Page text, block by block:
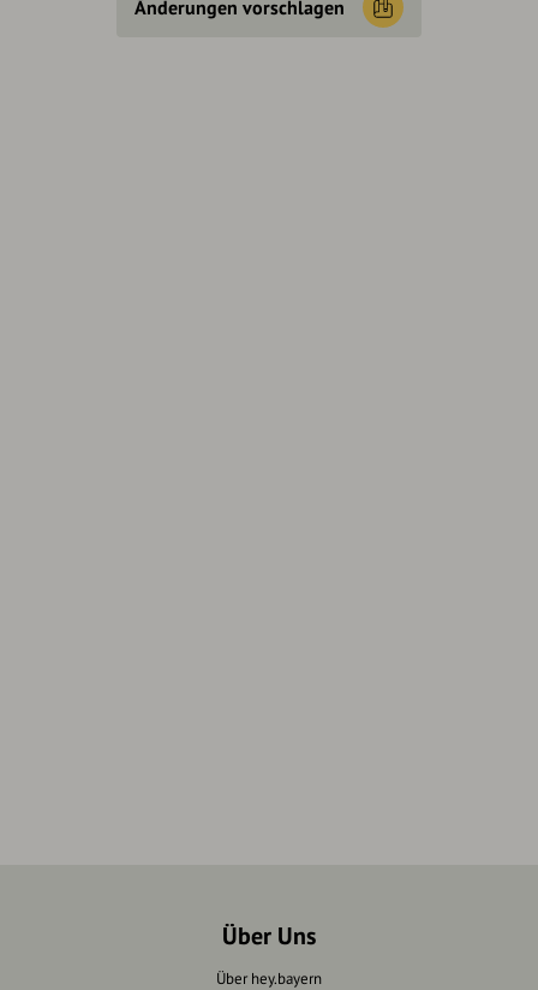
Änderungen vorschlagen
Über Uns
Über hey.bayern